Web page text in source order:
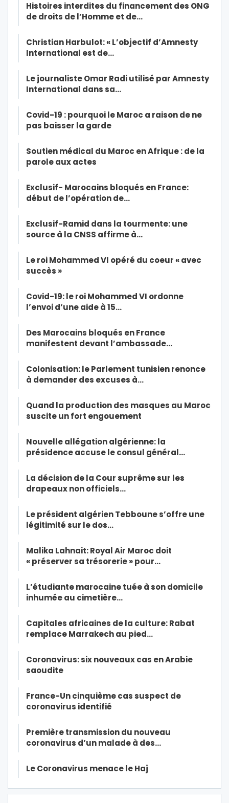
Histoires interdites du financement des ONG
de droits de l’Homme et de…
Christian Harbulot: « L’objectif d’Amnesty
International est de…
Le journaliste Omar Radi utilisé par Amnesty
International dans sa…
Covid-19 : pourquoi le Maroc a raison de ne
pas baisser la garde
Soutien médical du Maroc en Afrique : de la
parole aux actes
Exclusif- Marocains bloqués en France:
début de l’opération de…
Exclusif-Ramid dans la tourmente: une
source à la CNSS affirme à…
Le roi Mohammed VI opéré du coeur « avec
succès »
Covid-19: le roi Mohammed VI ordonne
l’envoi d’une aide à 15…
Des Marocains bloqués en France
manifestent devant l’ambassade…
Colonisation: le Parlement tunisien renonce
à demander des excuses à…
Quand la production des masques au Maroc
suscite un fort engouement
Nouvelle allégation algérienne: la
présidence accuse le consul général…
La décision de la Cour suprême sur les
drapeaux non officiels…
Le président algérien Tebboune s’offre une
légitimité sur le dos…
Malika Lahnait: Royal Air Maroc doit
« préserver sa trésorerie » pour…
L’étudiante marocaine tuée à son domicile
inhumée au cimetière…
Capitales africaines de la culture: Rabat
remplace Marrakech au pied…
Coronavirus: six nouveaux cas en Arabie
saoudite
France-Un cinquième cas suspect de
coronavirus identifié
Première transmission du nouveau
coronavirus d’un malade à des…
Le Coronavirus menace le Haj